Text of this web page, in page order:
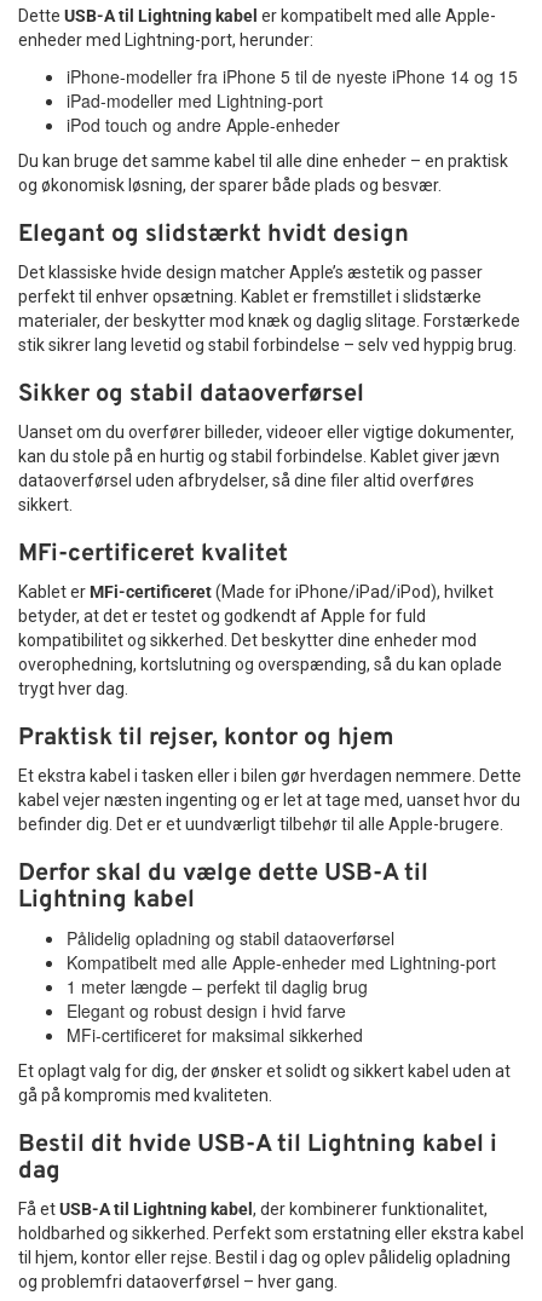
Dette USB-A til Lightning kabel er kompatibelt med alle Apple-
enheder med Lightning-port, herunder:
iPhone-modeller fra iPhone 5 til de nyeste iPhone 14 og 15
iPad-modeller med Lightning-port
iPod touch og andre Apple-enheder
Du kan bruge det samme kabel til alle dine enheder – en praktisk
og økonomisk løsning, der sparer både plads og besvær.
Elegant og slidstærkt hvidt design
Det klassiske hvide design matcher Apple’s æstetik og passer
perfekt til enhver opsætning. Kablet er fremstillet i slidstærke
materialer, der beskytter mod knæk og daglig slitage. Forstærkede
stik sikrer lang levetid og stabil forbindelse – selv ved hyppig brug.
Sikker og stabil dataoverførsel
Uanset om du overfører billeder, videoer eller vigtige dokumenter,
kan du stole på en hurtig og stabil forbindelse. Kablet giver jævn
dataoverførsel uden afbrydelser, så dine filer altid overføres
sikkert.
MFi-certificeret kvalitet
Kablet er MFi-certificeret(Made for iPhone/iPad/iPod), hvilket
betyder, at det er testet og godkendt af Apple for fuld
kompatibilitet og sikkerhed. Det beskytter dine enheder mod
overophedning, kortslutning og overspænding, så du kan oplade
trygt hver dag.
Praktisk til rejser, kontor og hjem
Et ekstra kabel i tasken eller i bilen gør hverdagen nemmere. Dette
kabel vejer næsten ingenting og er let at tage med, uanset hvor du
befinder dig. Det er et uundværligt tilbehør til alle Apple-brugere.
Derfor skal du vælge dette USB-A til
Lightning kabel
Pålidelig opladning og stabil dataoverførsel
Kompatibelt med alle Apple-enheder med Lightning-port
1 meter længde – perfekt til daglig brug
Elegant og robust design i hvid farve
MFi-certificeret for maksimal sikkerhed
Et oplagt valg for dig, der ønsker et solidt og sikkert kabel uden at
gå på kompromis med kvaliteten.
Bestil dit hvide USB-A til Lightning kabel i
dag
Få etUSB-A til Lightning kabel , der kombinerer funktionalitet,
holdbarhed og sikkerhed. Perfekt som erstatning eller ekstra kabel
til hjem, kontor eller rejse. Bestil i dag og oplev pålidelig opladning
og problemfri dataoverførsel – hver gang.